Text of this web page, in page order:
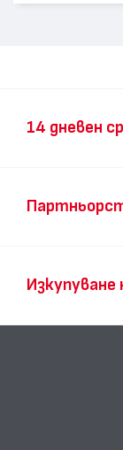
14 дневен
Изкупуване